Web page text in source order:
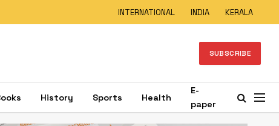
INTERNATIONAL INDIA KERALA
SUBSCRIBE
History Sports Health
E-
paper